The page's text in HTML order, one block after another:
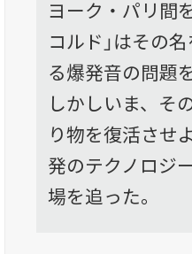
ヨーク・パリ間
コルド」はその
る爆発音の問題
しかしいま、そ
り物を復活させ
発のテクノロジ
場を追った。